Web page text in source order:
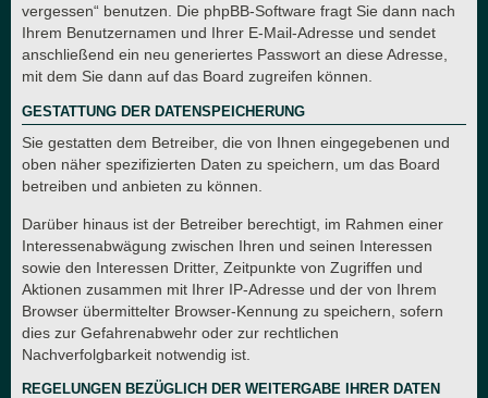
vergessen“ benutzen. Die phpBB-Software fragt Sie dann nach
Ihrem Benutzernamen und Ihrer E-Mail-Adresse und sendet
anschließend ein neu generiertes Passwort an diese Adresse,
mit dem Sie dann auf das Board zugreifen können.
GESTATTUNG DER DATENSPEICHERUNG
Sie gestatten dem Betreiber, die von Ihnen eingegebenen und
oben näher spezifizierten Daten zu speichern, um das Board
betreiben und anbieten zu können.
Darüber hinaus ist der Betreiber berechtigt, im Rahmen einer
Interessenabwägung zwischen Ihren und seinen Interessen
sowie den Interessen Dritter, Zeitpunkte von Zugriffen und
Aktionen zusammen mit Ihrer IP-Adresse und der von Ihrem
Browser übermittelter Browser-Kennung zu speichern, sofern
dies zur Gefahrenabwehr oder zur rechtlichen
Nachverfolgbarkeit notwendig ist.
REGELUNGEN BEZÜGLICH DER WEITERGABE IHRER DATEN